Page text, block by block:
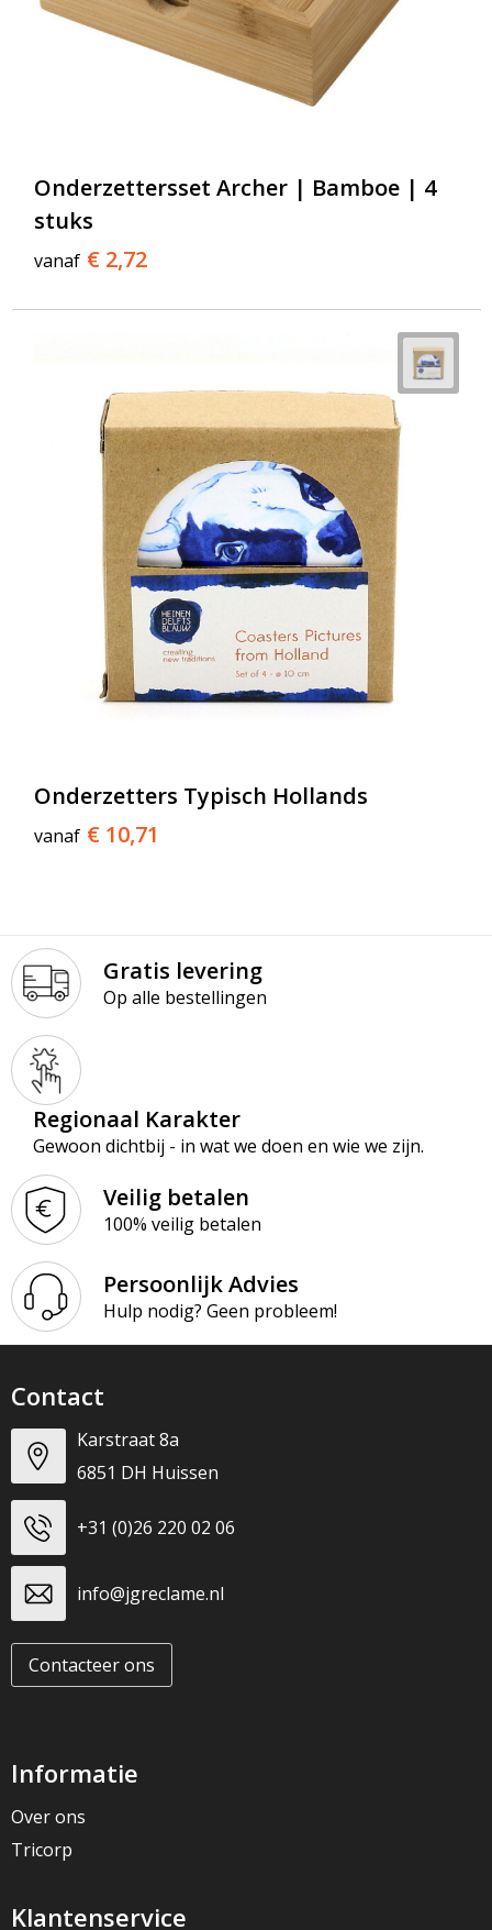
Onderzettersset Archer | Bamboe | 4
stuks
vanaf € 2,72
Onderzetters Typisch Hollands
vanaf € 10,71
Gratis levering
Op alle bestellingen
Regionaal Karakter
Gewoon dichtbij - in wat we doen en wie we zijn.
Veilig betalen
100% veilig betalen
Persoonlijk Advies
Hulp nodig? Geen probleem!
Contact
Karstraat 8a
6851 DH Huissen
+31 (0)26 220 02 06
info@jgreclame.nl
Contacteer ons
Informatie
Over ons
Tricorp
Klantenservice